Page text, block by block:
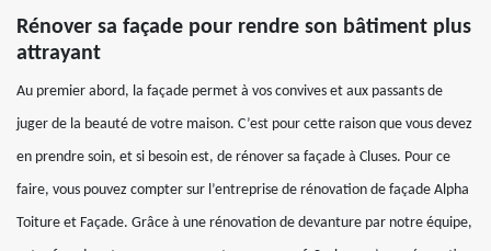
Rénover sa façade pour rendre son bâtiment plus
attrayant
Au premier abord, la façade permet à vos convives et aux passants de
juger de la beauté de votre maison. C’est pour cette raison que vous devez
en prendre soin, et si besoin est, de rénover sa façade à Cluses. Pour ce
faire, vous pouvez compter sur l’entreprise de rénovation de façade Alpha
Toiture et Façade. Grâce à une rénovation de devanture par notre équipe,